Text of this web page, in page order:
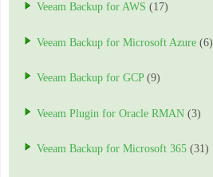
Veeam Backup for AWS (17)
Veeam Backup for Microsoft Azure (6)
Veeam Backup for GCP(9)
Veeam Plugin for Oracle RMAN (3)
Veeam Backup for Microsoft 365 (31)